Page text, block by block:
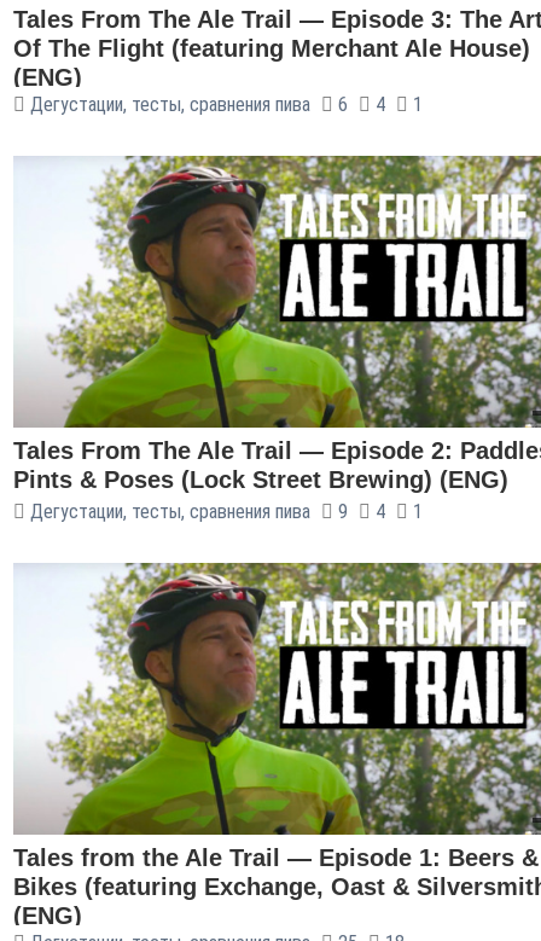
Tales From The Ale Trail — Episode 3: The
Of The Flight (featuring Merchant Ale House)
(ENG)
Дегустации, тесты, сравнения пива 6 4 1
Tales From The Ale Trail — Episode 2:
Pints & Poses (Lock Street Brewing) (ENG)
Дегустации, тесты, сравнения пива 9 4 1
Tales from the Ale Trail — Episode 1: Beers &
Bikes (featuring Exchange, Oast &
(ENG)